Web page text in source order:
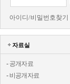
아이디/비밀번호찾기
자료실
- 공개자료
- 비공개자료